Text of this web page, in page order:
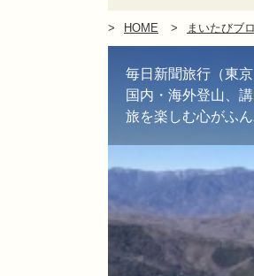
HOME まいたびブ
毎日新聞旅行（東
国内・海外登山、
旅を楽しむ心がふ